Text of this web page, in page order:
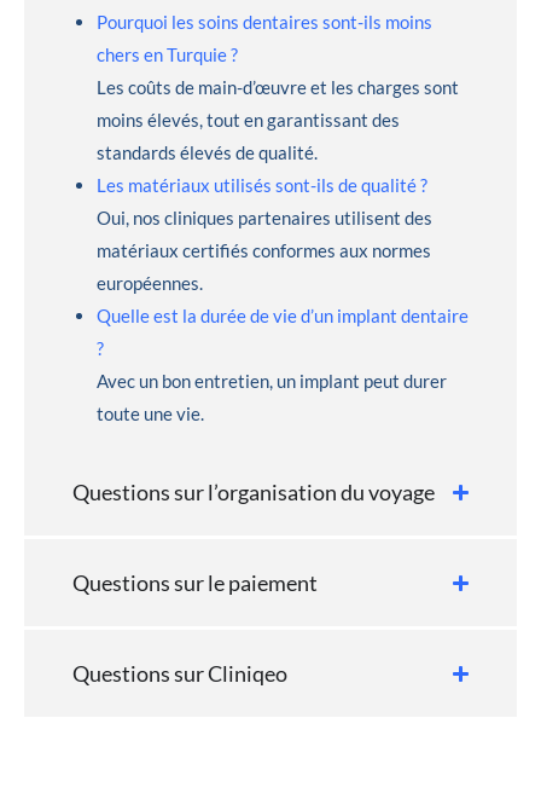
Pourquoi les soins dentaires sont-ils moins
chers en Turquie ?
Les coûts de main-d’œuvre et les charges sont
moins élevés, tout en garantissant des
standards élevés de qualité.
Les matériaux utilisés sont-ils de qualité ?
Oui, nos cliniques partenaires utilisent des
matériaux certifiés conformes aux normes
européennes.
Quelle est la durée de vie d’un implant dentaire
?
Avec un bon entretien, un implant peut durer
toute une vie.
Questions sur l’organisation du voyage
Questions sur le paiement
Questions sur Cliniqeo